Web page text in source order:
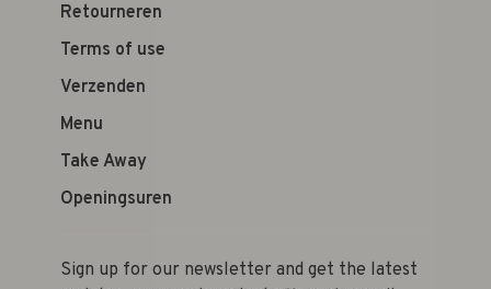
Retourneren
Terms of use
Verzenden
Menu
Take Away
Openingsuren
Sign up for our newsletter and get the latest